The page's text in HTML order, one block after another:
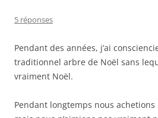
5 réponses
Pendant des années, j’ai
traditionnel arbre de Noël sans
vraiment Noël.
Pendant longtemps nous